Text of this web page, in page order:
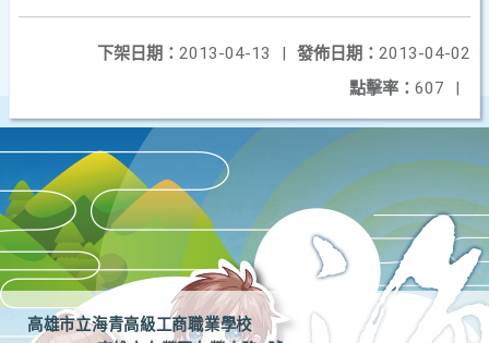
發佈日期： 2013-04-02
下架日期： 2013-04-13
|
點擊率： 607 |
高雄市立海青高級工商職業學校